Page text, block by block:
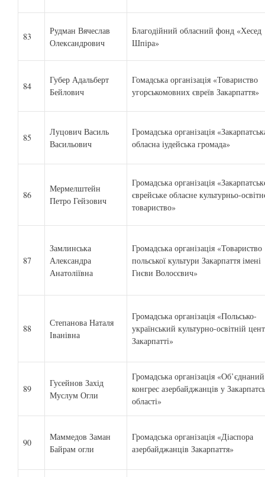
83
Рудман Вячеслав
Олександрович
Благодійний обласний фонд «Хесед
Шпіра»
84
Губер Адальберт
Бейлович
Гомадська організація «Товариство
угорськомовних євреїв Закарпаття»
85
Луцович Василь
Васильович
Громадська організація
обласна іудейська громада»
86
Мермелштейн
Петро Гейзович
Громадська організація
єврейське обласне культурньо-
товариство»
87
Замлинська
Александра
Анатоліївна
Громадська організація «Товариство
польської культури Закарпаття імені
Гнєви Волосєвич»
88
Степанова Наталя
Іванівна
Громадська організація «Польсько-
український культурно-освітній
Закарпатті»
89
Гусейнов Захід
Муслум Огли
Громадська організація «Об’єднаний
конгрес азербайджанців у
області»
90
Маммедов Заман
Байрам огли
Громадська організація «Діаспора
азербайджанців Закарпаття»